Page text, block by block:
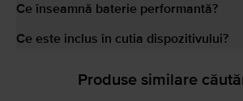
Ce înseamnă baterie performantă?
Ce este inclus în cutia dispozitivului?
Produse similare